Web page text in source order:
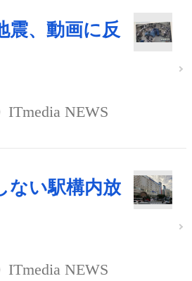
震、動画に反
ITmedia NEWS
ない駅構内放
ITmedia NEWS